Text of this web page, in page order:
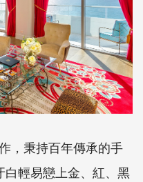
，秉持百年傳承的手
輕易戀上金、紅、黑